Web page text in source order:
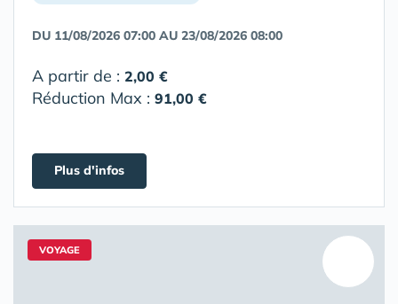
DU 11/08/2026 07:00 AU 23/08/2026 08:00
A partir de : 2,00 €
Réduction Max : 91,00 €
Plus d'infos
VOYAGE